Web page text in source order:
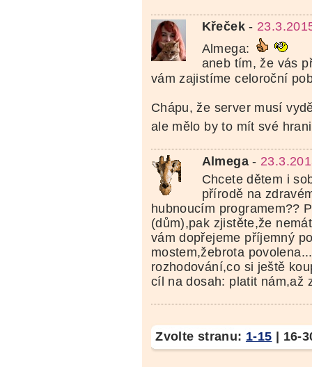
Křeček-
Almega:
aneb tím, že vás
vám zajistíme celoroční
Chápu, že server musí
ale mělo by to mít své
Almega-
Chcete dětem i
přírodě na
hubnoucím programem??
(dům),pak zjistěte,že
vám dopřejeme příjemný
mostem,žebrota
rozhodování,co si ještě
cíl na dosah: platit nám,až
Zvolte stranu: 1-15 16-